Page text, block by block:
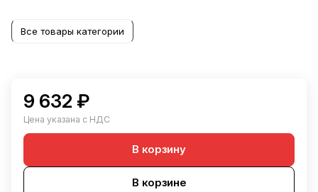
Все товары категории
9 632 ₽
Цена указана с НДС
В корзину
В корзине